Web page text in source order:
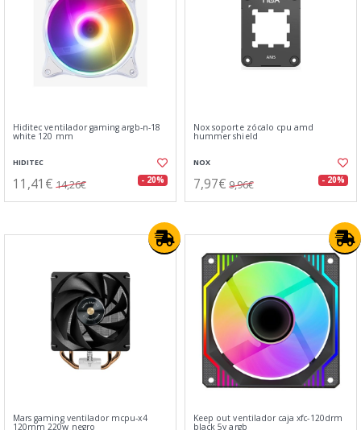
Hiditec ventilador gaming argb-n-18
white 120 mm
HIDITEC
11,41€ 14,26€ - 20%
Nox soporte zócalo cpu amd
hummer shield
NOX
7,97€ 9,96€ - 20%
Mars gaming ventilador mcpu-x4
120mm 220w negro
Keep out ventilador caja xfc-120drm
black 5v argb